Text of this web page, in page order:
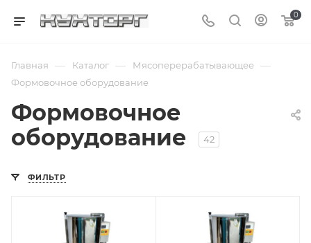
0
Главная — Каталог — Мясоперерабатывающее —
Формовочное оборудование
Формовочное
оборудование
42
ФИЛЬТР